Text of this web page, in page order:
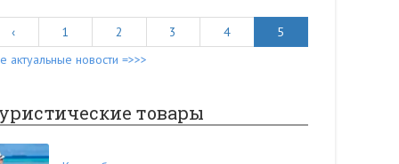
‹ 1 2 3 4
5
актуальные новости =>>>
товары